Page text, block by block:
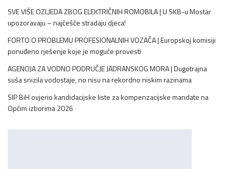
SVE VIŠE OZLJEDA ZBOG ELEKTRIČNIH ROMOBILA | U SKB-u Mostar
upozoravaju – najčešće stradaju djeca!
FORTO O PROBLEMU PROFESIONALNIH VOZAČA | Europskoj komisiji
ponuđeno rješenje koje je moguće provesti
AGENCIJA ZA VODNO PODRUČJE JADRANSKOG MORA | Dugotrajna
suša snizila vodostaje, no nisu na rekordno niskim razinama
SIP BiH ovjerio kandidacijske liste za kompenzacijske mandate na
Općim izborima 2026